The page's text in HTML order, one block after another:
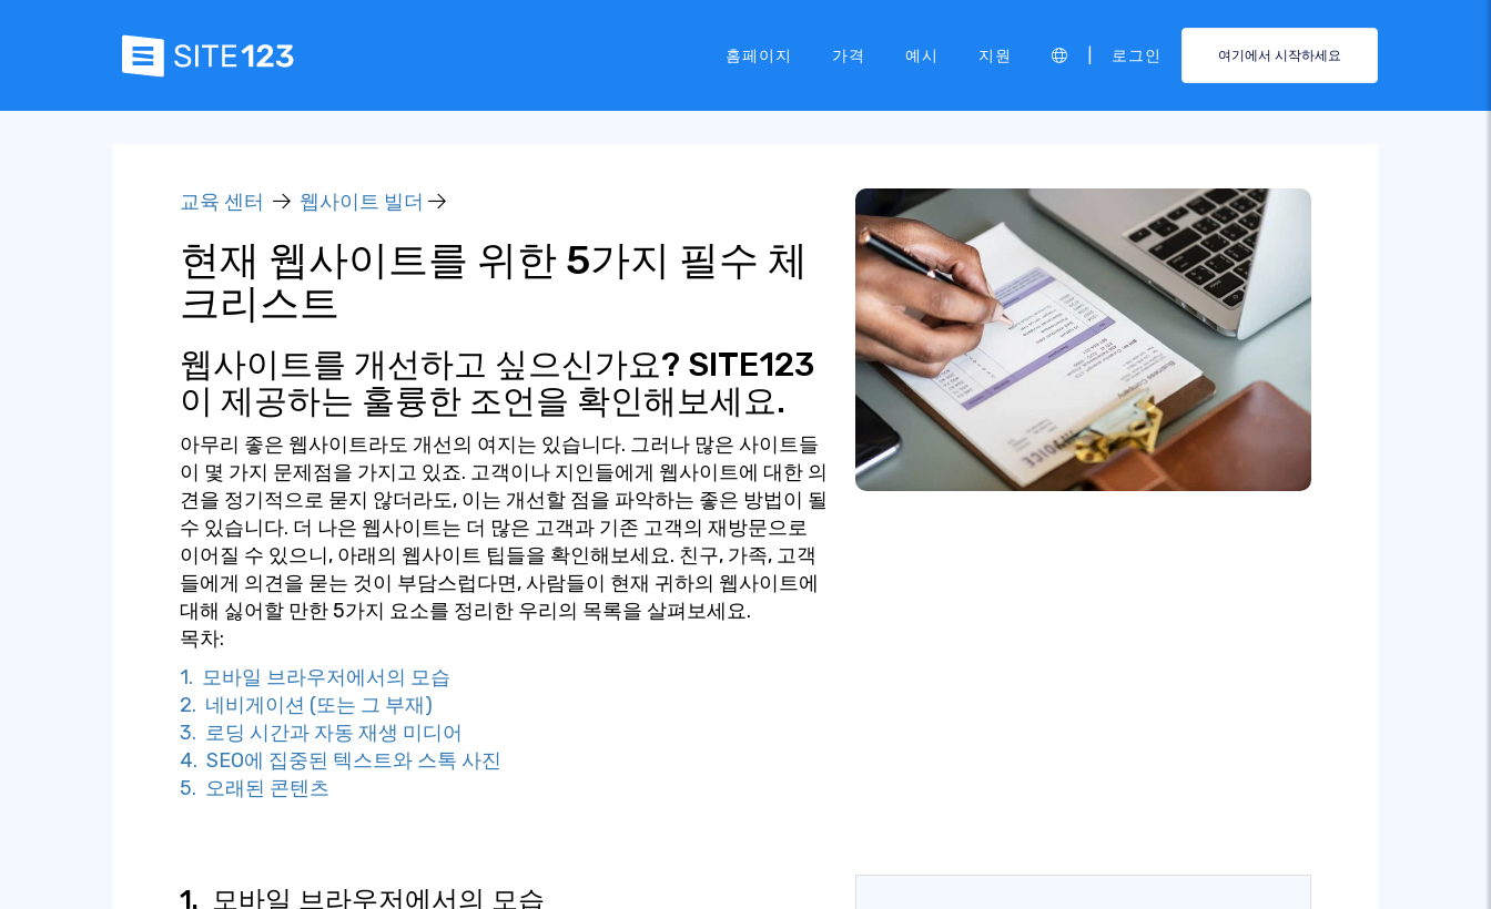
홈페이지 가격 예시 지원 로그인 여기에서 시작하세요
교육 센터 웹사이트 빌더
현재 웹사이트를 위한 5가지 필수 체
크리스트
웹사이트를 개선하고 싶으신가요? SITE123
이 제공하는 훌륭한 조언을 확인해보세요.
아무리 좋은 웹사이트라도 개선의 여지는 있습니다. 그러나 많은 사이트들
이 몇 가지 문제점을 가지고 있죠. 고객이나 지인들에게 웹사이트에 대한 의
견을 정기적으로 묻지 않더라도, 이는 개선할 점을 파악하는 좋은 방법이 될
수 있습니다. 더 나은 웹사이트는 더 많은 고객과 기존 고객의 재방문으로
이어질 수 있으니, 아래의 웹사이트 팁들을 확인해보세요. 친구, 가족, 고객
들에게 의견을 묻는 것이 부담스럽다면, 사람들이 현재 귀하의 웹사이트에
대해 싫어할 만한 5가지 요소를 정리한 우리의 목록을 살펴보세요.
목차:
1. 모바일 브라우저에서의 모습
2. 네비게이션 (또는 그 부재)
3. 로딩 시간과 자동 재생 미디어
4. SEO에 집중된 텍스트와 스톡 사진
5. 오래된 콘텐츠
1. 모바일 브라우저에서의 모습